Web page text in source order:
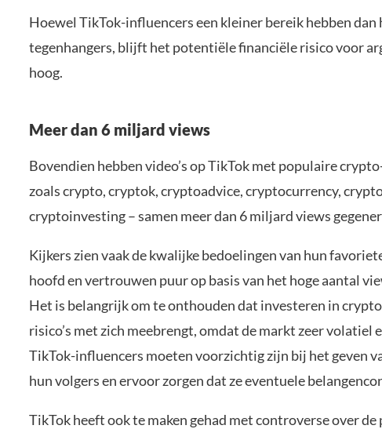
Hoewel TikTok-influencers een kleiner bereik hebben dan
tegenhangers, blijft het potentiële financiële risico voor
hoog.
Meer dan 6 miljard views
Bovendien hebben video’s op TikTok met populaire
zoals crypto, cryptok, cryptoadvice, cryptocurrency,
cryptoinvesting – samen meer dan 6 miljard views
Kijkers zien vaak de kwalijke bedoelingen van hun
hoofd en vertrouwen puur op basis van het hoge aantal
Het is belangrijk om te onthouden dat investeren in
risico’s met zich meebrengt, omdat de markt zeer volatiel
TikTok-influencers moeten voorzichtig zijn bij het geven
hun volgers en ervoor zorgen dat ze eventuele
TikTok heeft ook te maken gehad met controverse over